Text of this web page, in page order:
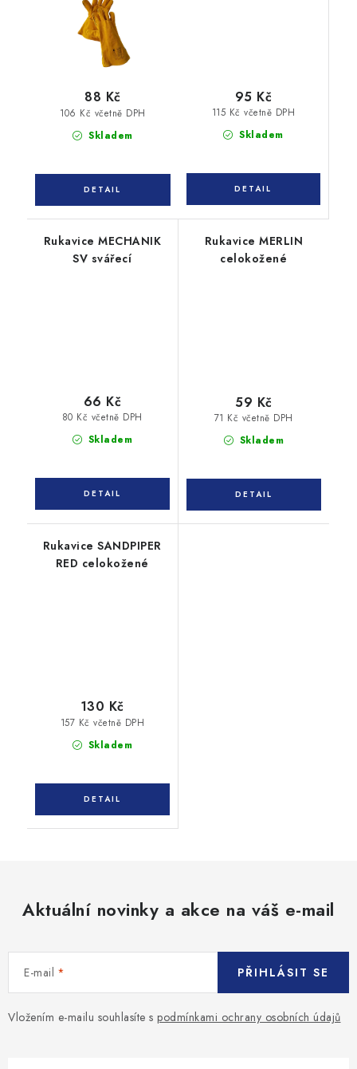
Skladem
106 Kč včetně DPH
88 Kč
Skladem
115 Kč včetně DPH
95 Kč
Rukavice MECHANIK
SV svářecí
Skladem
80 Kč včetně DPH
66 Kč
Rukavice MERLIN
celokožené
Skladem
71 Kč včetně DPH
59 Kč
Rukavice SANDPIPER
RED celokožené
Skladem
157 Kč včetně DPH
130 Kč
Aktuální novinky a akce na váš e-mail
E-mail
Vložením e-mailu souhlasíte s podmínkami ochrany osobních údajů
PŘIHLÁSIT SE